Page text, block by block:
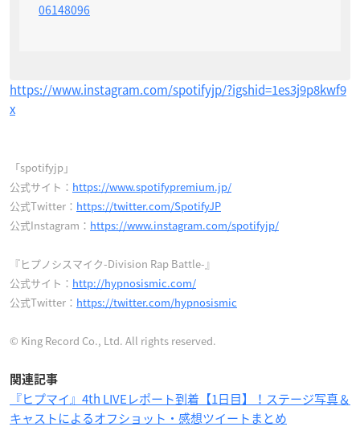
06148096
https://www.instagram.com/spotifyjp/?igshid=1es3j9p8kwf9
x
「spotifyjp」
公式サイト： https://www.spotifypremium.jp/
公式Twitter： https://twitter.com/SpotifyJP
公式Instagram： https://www.instagram.com/spotifyjp/
『ヒプノシスマイク-Division Rap Battle-』
公式サイト： http://hypnosismic.com/
公式Twitter： https://twitter.com/hypnosismic
© King Record Co., Ltd. All rights reserved.
関連記事
『ヒプマイ』4th LIVEレポート到着【1日目】！ステージ写真＆
キャストによるオフショット・感想ツイートまとめ